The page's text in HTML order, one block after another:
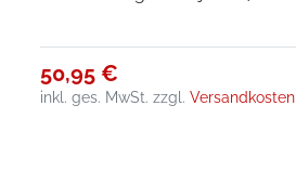
50,95 €
inkl. ges. MwSt. zzgl.Versandkosten